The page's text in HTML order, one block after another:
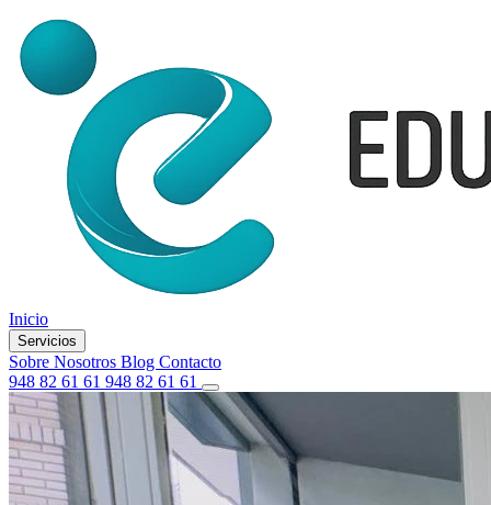
Inicio
Servicios
Sobre Nosotros Blog Contacto
948 82 61 61 948 82 61 61